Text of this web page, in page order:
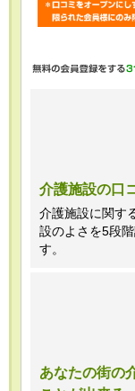
けます。
最適なご
・当ホー
調査のた
が、これ
行ってお
株式会社
報保護
介護施設の口
介護施設に関す
設のよさを5段
す。
あなたの街の